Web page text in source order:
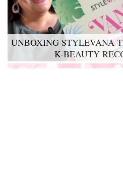
UNBOXING STYLEVANA
K-BEAUTY